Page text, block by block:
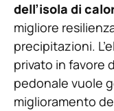
dell’isola di
migliore
precipitazioni.
privato in favore
pedonale vuole
miglioramento